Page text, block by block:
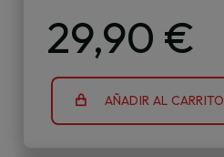
29,90 €
AÑADIR AL CARRITO